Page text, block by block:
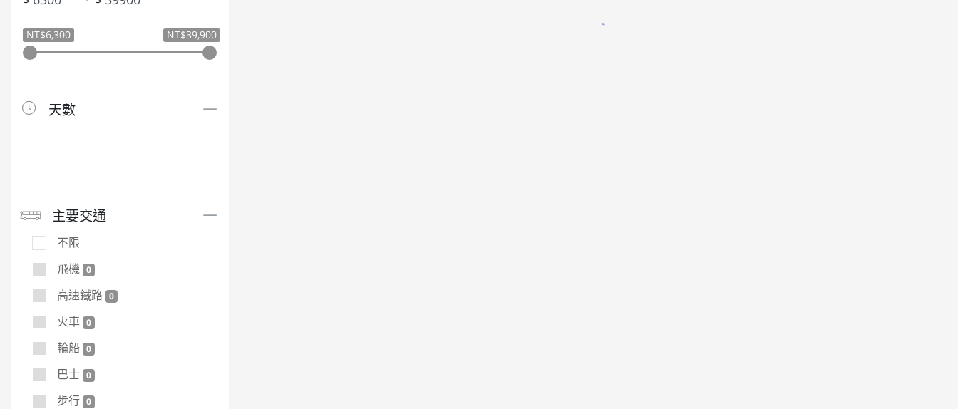
NT$6,300 NT$39,900
天數
主要交通
不限
飛機 0
高速鐵路 0
火車 0
輪船 0
巴士 0
步行 0